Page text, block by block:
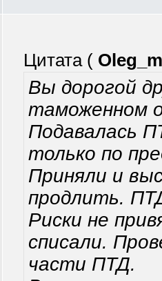
Цитата (
Вы дорогой
таможенном
Подавалась
только по
Приняли и
продлить.
Риски не
списали.
части ПТД.